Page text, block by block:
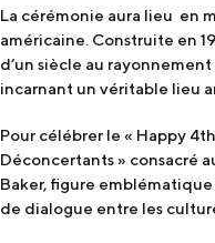
La cérémonie aura lieu en
américaine. Construite en
d’un siècle au
incarnant un véritable lieu
Pour célébrer le « Happy
Déconcertants » consacré
Baker, figure
de dialogue entre les